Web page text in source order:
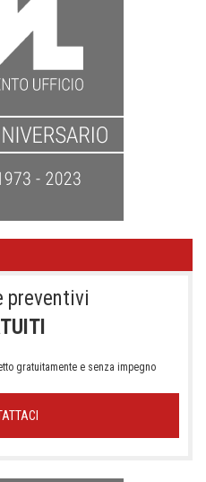
preventivi
gratuitamente e senza impegno